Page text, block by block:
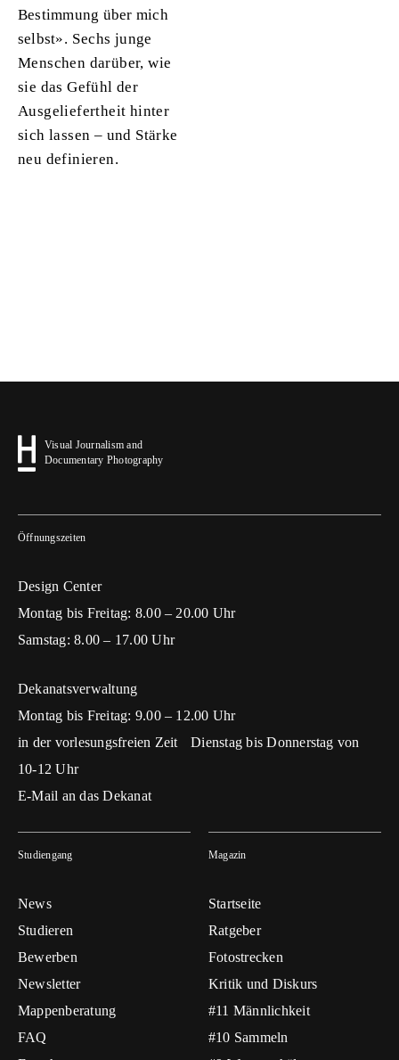
Bestimmung über mich
selbst». Sechs junge
Menschen darüber, wie
sie das Gefühl der
Ausgeliefertheit hinter
sich lassen – und Stärke
neu definieren.
Visual Journalism and
Documentary Photography
Öffnungszeiten
Design Center
Montag bis Freitag: 8.00 – 20.00 Uhr
Samstag: 8.00 – 17.00 Uhr
Dekanatsverwaltung
Montag bis Freitag: 9.00 – 12.00 Uhr
in der vorlesungsfreien Zeit Dienstag bis Donnerstag von
10-12 Uhr
E-Mail an das Dekanat
Studiengang
News
Studieren
Bewerben
Newsletter
Mappenberatung
FAQ
Magazin
Startseite
Ratgeber
Fotostrecken
Kritik und Diskurs
#11 Männlichkeit
#10 Sammeln